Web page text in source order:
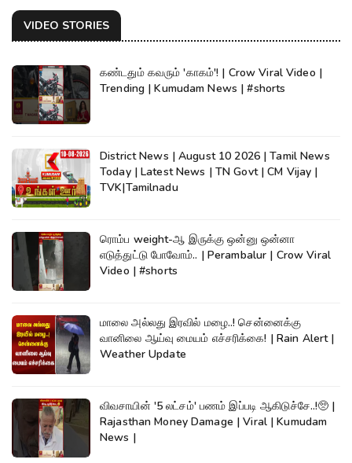
VIDEO STORIES
கண்டதும் கவரும் 'காகம்'! | Crow Viral Video |
Trending | Kumudam News | #shorts
District News | August 10 2026 | Tamil News
Today | Latest News | TN Govt | CM Vijay |
TVK|Tamilnadu
ரொம்ப weight-ஆ இருக்கு ஒன்னு ஒன்னா
எடுத்துட்டு போவோம்.. | Perambalur | Crow Viral
Video | #shorts
மாலை அல்லது இரவில் மழை..! சென்னைக்கு
வானிலை ஆய்வு மையம் எச்சரிக்கை! | Rain Alert |
Weather Update
விவசாயின் '5 லட்சம்' பணம் இப்படி ஆகிடுச்சே..!🥺 |
Rajasthan Money Damage | Viral | Kumudam
News |